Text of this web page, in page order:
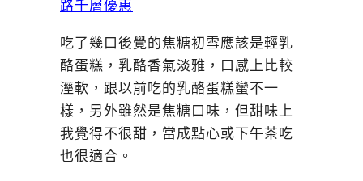
吃了幾口後覺的焦糖初雪應該是輕乳
酪蛋糕，乳酪香氣淡雅，口感上比較
溼軟，跟以前吃的乳酪蛋糕蠻不一
樣，另外雖然是焦糖口味，但甜味上
我覺得不很甜，當成點心或下午茶吃
也很適合。